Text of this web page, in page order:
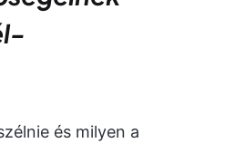
és milyen a